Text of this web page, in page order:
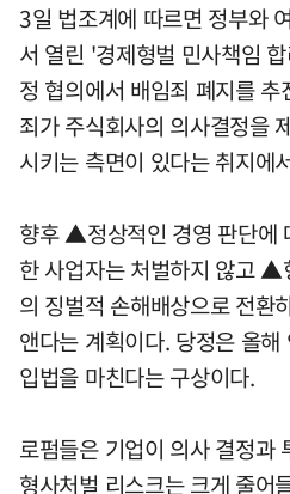
3일 법조계에 따르면 정부와
서 열린 '경제형벌 민사책임
정 협의에서 배임죄 폐지를
죄가 주식회사의 의사결정을
시키는 측면이 있다는 취지에
향후 ▲정상적인 경영 판단에
한 사업자는 처벌하지 않고
의 징벌적 손해배상으로 전환
앤다는 계획이다. 당정은 올
입법을 마친다는 구상이다.
로펌들은 기업이 의사 결정과
형사처벌 리스크는 크게 줄어